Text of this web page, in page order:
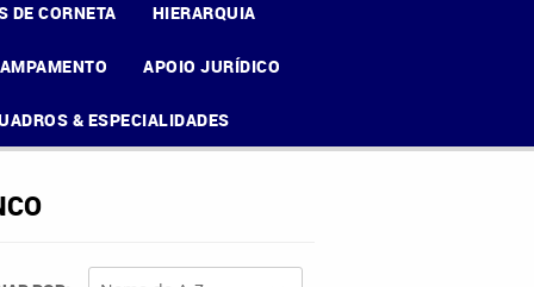
DE CORNETA HIERARQUIA
APOIO JURÍDICO
& ESPECIALIDADES